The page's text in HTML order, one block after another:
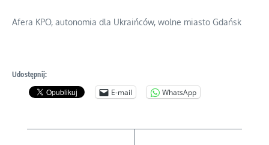
Afera KPO, autonomia dla Ukraińców, wolne miasto Gdańsk
Udostępnij:
E-mail WhatsApp